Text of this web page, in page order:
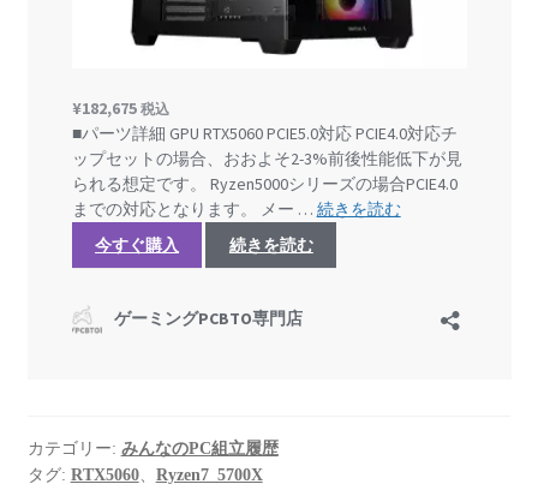
カテゴリー: みんなのPC組立履歴
タグ: RTX5060、 Ryzen7_5700X